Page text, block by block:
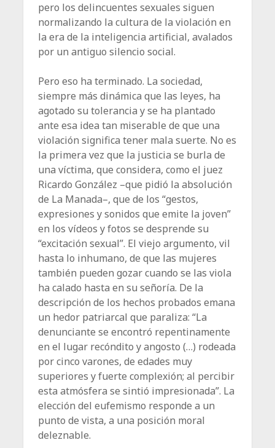
pero los delincuentes sexuales siguen
normalizando la cultura de la violación en
la era de la inteligencia artificial, avalados
por un antiguo silencio social.
Pero eso ha terminado. La sociedad,
siempre más dinámica que las leyes, ha
agotado su tolerancia y se ha plantado
ante esa idea tan miserable de que una
violación significa tener mala suerte. No es
la primera vez que la justicia se burla de
una víctima, que considera, como el juez
Ricardo González –que pidió la absolución
de La Manada–, que de los “gestos,
expresiones y sonidos que emite la joven”
en los vídeos y fotos se desprende su
“excitación sexual”. El viejo argumento, vil
hasta lo inhumano, de que las mujeres
también pueden gozar cuando se las viola
ha calado hasta en su señoría. De la
descripción de los hechos probados emana
un hedor patriarcal que paraliza: “La
denunciante se encontró repentinamente
en el lugar recóndito y angosto (…) rodeada
por cinco varones, de edades muy
superiores y fuerte complexión; al percibir
esta atmósfera se sintió impresionada”. La
elección del eufemismo responde a un
punto de vista, a una posición moral
deleznable.